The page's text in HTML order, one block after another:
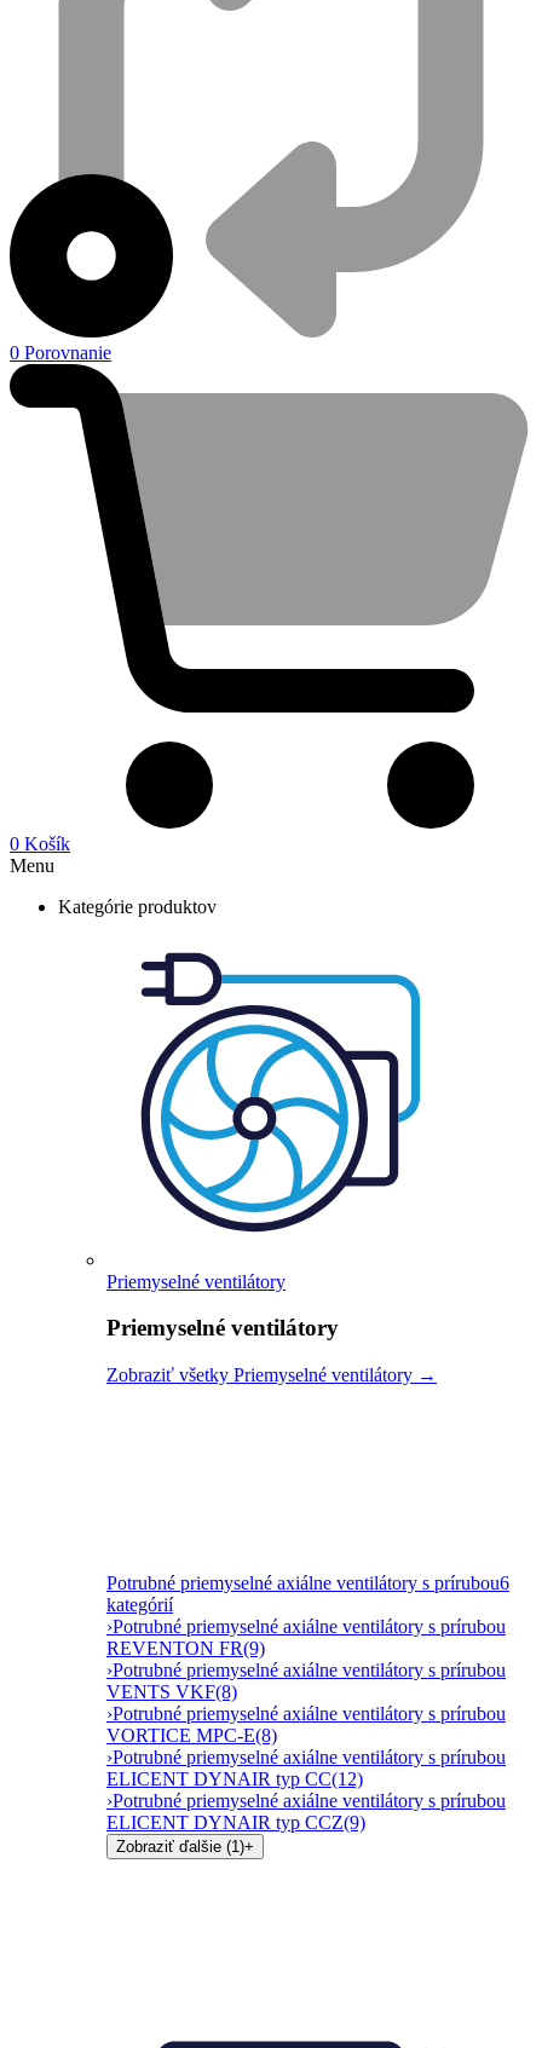
0 Porovnanie
0 Košík
Menu
Kategórie produktov
Priemyselné ventilátory
Priemyselné ventilátory
Zobraziť všetky Priemyselné ventilátory →
Potrubné priemyselné axiálne ventilátory s prírubou6
kategórií
›Potrubné priemyselné axiálne ventilátory s prírubou
REVENTON FR(9)
›Potrubné priemyselné axiálne ventilátory s prírubou
VENTS VKF(8)
›Potrubné priemyselné axiálne ventilátory s prírubou
VORTICE MPC-E(8)
›Potrubné priemyselné axiálne ventilátory s prírubou
ELICENT DYNAIR typ CC(12)
›Potrubné priemyselné axiálne ventilátory s prírubou
ELICENT DYNAIR typ CCZ(9)
Zobraziť ďalšie (1)+